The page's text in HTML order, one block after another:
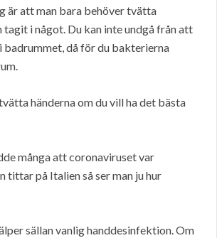
är att man bara behöver tvätta
tagit i något. Du kan inte undgå från att
badrummet, då för du bakterierna
händerna om du vill ha det bästa
många att coronaviruset var
tittar på Italien så ser man ju hur
sällan vanlig handdesinfektion. Om